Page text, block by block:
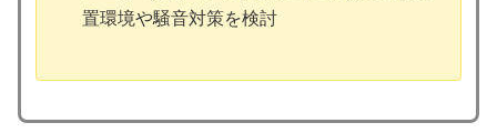
置環境や騒音対策を検討